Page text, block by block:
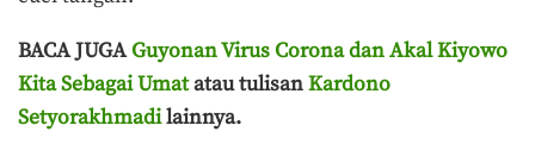
BACA JUGAGuyonan Virus Corona dan Akal Kiyowo
Kita Sebagai Umatatau tulisanKardono
Setyorakhmadilainnya.